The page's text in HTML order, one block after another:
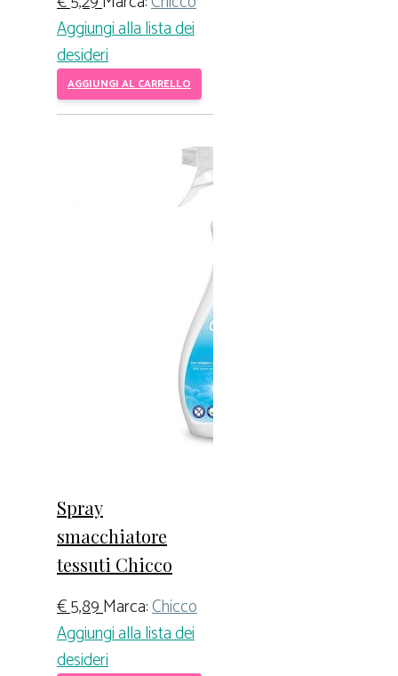
Aggiungi alla lista dei
desideri
AGGIUNGI AL CARRELLO
Spray
smacchiatore
tessuti Chicco
€5,89Marca:Chicco
Aggiungi alla lista dei
desideri